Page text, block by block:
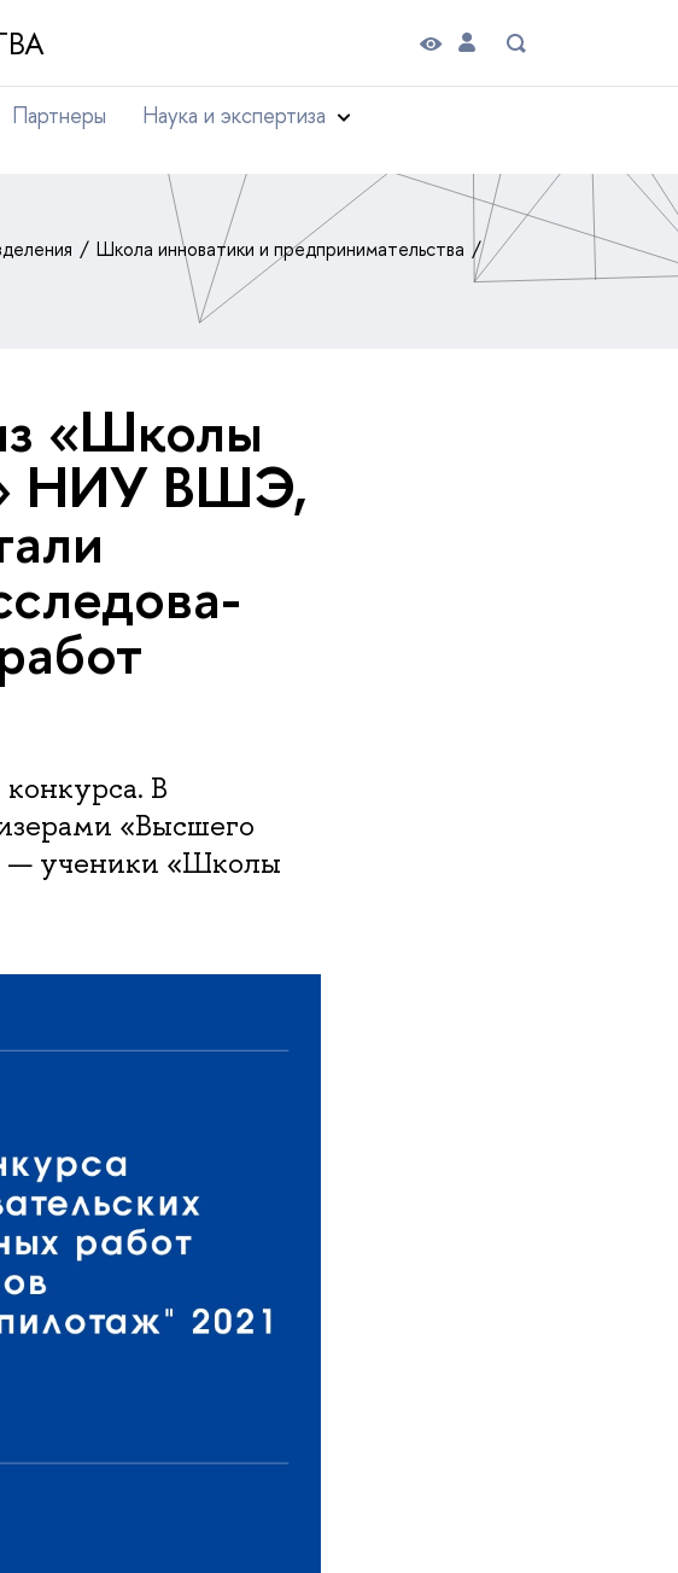
Партнеры
Наука и экспертиза
Школа инноватики и предпринимательства
«Школы
НИУ ВШЭ,
В
«Высшего
— ученики «Школы